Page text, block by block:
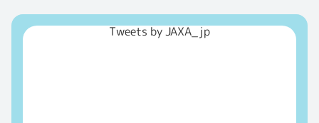
Tweets by JAXA_jp